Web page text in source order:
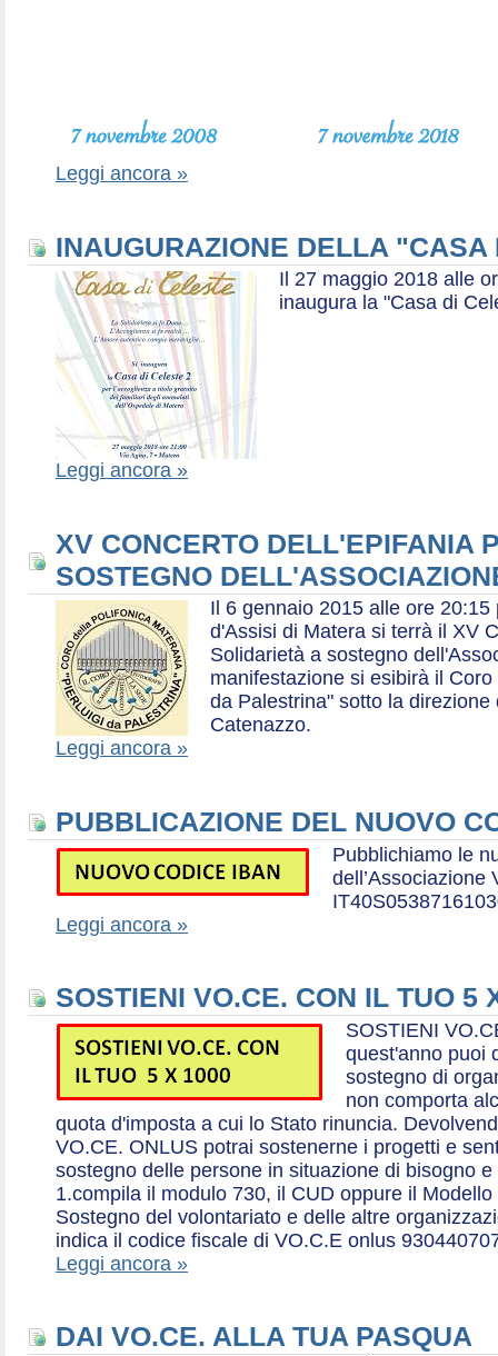
Leggi ancora »
INAUGURAZIONE DELLA
Il 27 maggio 2018 alle
inaugura la "Casa di
Leggi ancora »
XV CONCERTO DELL'EPIFANIA
SOSTEGNO
Il 6 gennaio 2015 alle ore
d'Assisi di Matera si terrà il XV
Solidarietà a sostegno
manifestazione si esibirà il
da Palestrina" sotto la
Catenazzo.
Leggi ancora »
PUBBLICAZIONE DEL NUOVO
Pubblichiamo le
dell’Associazione
Leggi ancora »
SOSTIENI VO.CE. CON IL TUO 5
SOSTIENI
quest'anno puoi
sostegno di
non comporta
quota d'imposta a cui lo Stato rinuncia.
VO.CE. ONLUS potrai sostenerne i progetti e
sostegno delle persone in situazione di bisogno
1.compila il modulo 730, il CUD oppure il
Sostegno del volontariato e delle altre
indica il codice fiscale di VO.C.E onlus
Leggi ancora »
DAI VO.CE. ALLA TUA PASQUA